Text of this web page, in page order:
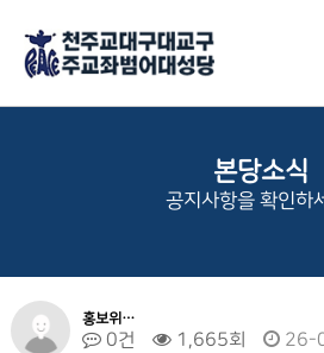
본당소식
공지사항을 확인하
홍보위…
0건 1,665회 26-